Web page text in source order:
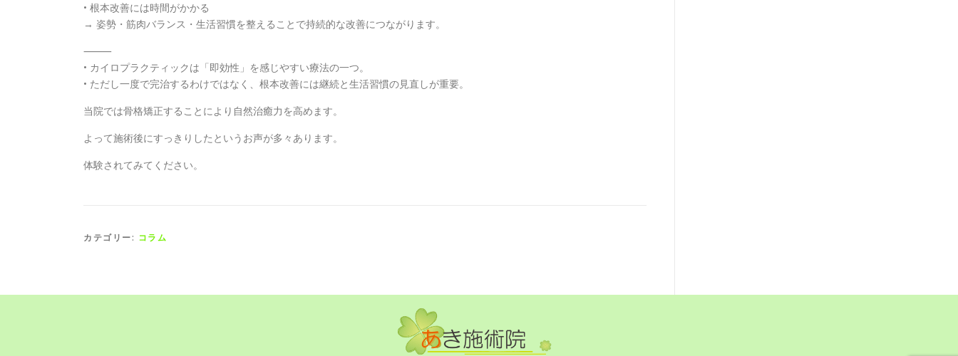
• 根本改善には時間がかかる
→ 姿勢・筋肉バランス・生活習慣を整えることで持続的な改善につながります。
⸻
• カイロプラクティックは「即効性」を感じやすい療法の一つ。
• ただし一度で完治するわけではなく、根本改善には継続と生活習慣の見直しが重要。
当院では骨格矯正することにより自然治癒力を高めます。
よって施術後にすっきりしたというお声が多々あります。
体験されてみてください。
カテゴリー: コラム